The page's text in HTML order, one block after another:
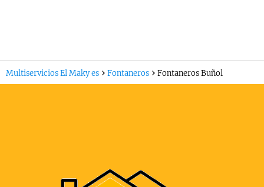
Multiservicios El Maky es Fontaneros Fontaneros Buñol